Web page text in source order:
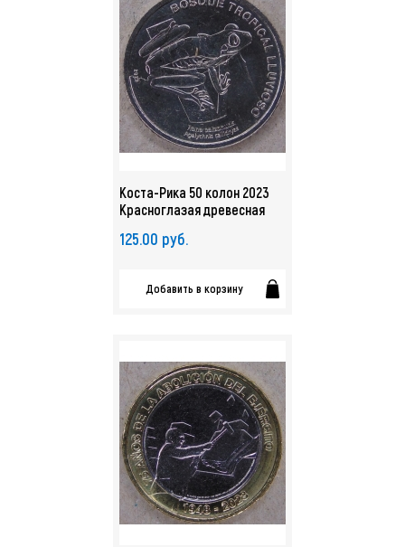
Коста-Рика 50 колон 2023
Красноглазая древесная
5297
125.00 руб.
Добавить в корзину